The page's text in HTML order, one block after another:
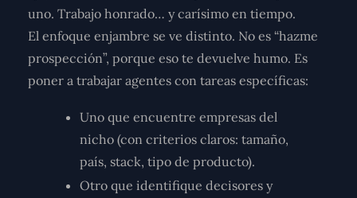
uno. Trabajo honrado… y carísimo en tiempo.
El enfoque enjambre se ve distinto. No es “hazme
prospección”, porque eso te devuelve humo. Es
poner a trabajar agentes con tareas específicas:
Uno que encuentre empresas del
nicho (con criterios claros: tamaño,
país, stack, tipo de producto).
Otro que identifique decisores y